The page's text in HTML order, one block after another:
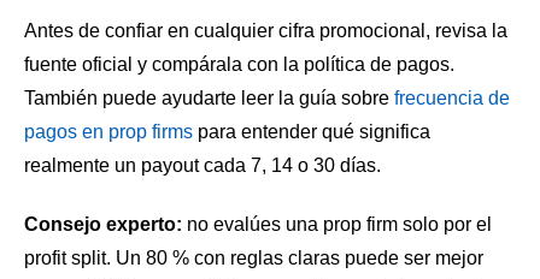
Antes de confiar en cualquier cifra promocional, revisa la
fuente oficial y compárala con la política de pagos.
También puede ayudarte leer la guía sobre frecuencia de
pagos en prop firms para entender qué significa
realmente un payout cada 7, 14 o 30 días.
Consejo experto: no evalúes una prop firm solo por el
profit split. Un 80 % con reglas claras puede ser mejor